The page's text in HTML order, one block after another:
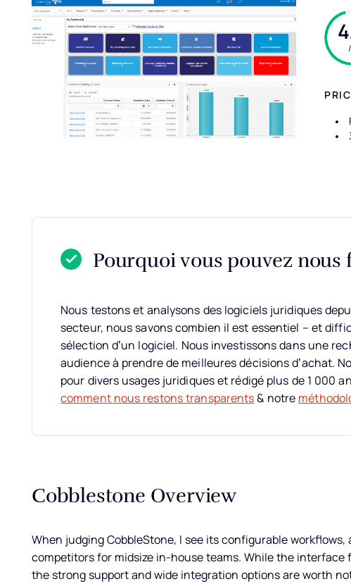
Pourquoi vous pouvez nous
Nous testons et analysons des logiciels juridiques
secteur, nous savons combien il est essentiel – et
sélection d’un logiciel. Nous investissons dans une
audience à prendre de meilleures décisions d’achat.
pour divers usages juridiques et rédigé plus de 1 000
comment nous restons transparents & notre
Cobblestone Overview
When judging CobbleStone, I see its configurable
competitors for midsize in-house teams. While the interface
the strong support and wide integration options are worth